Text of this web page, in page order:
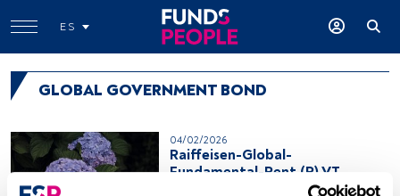
ES
GLOBAL GOVERNMENT BOND
04/02/2026
Raiffeisen-Global-
Fundamental-Rent (R) VT